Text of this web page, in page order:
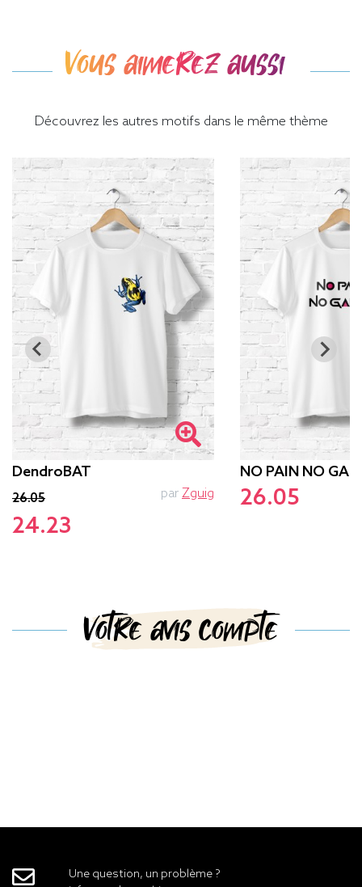
Vous aimerez aussi
Découvrez les autres motifs dans le même thème
DendroBAT
26.05
24.23
par Zguig
NO PAIN NO
26.05
Votre avis compte
Une question, un problème ?